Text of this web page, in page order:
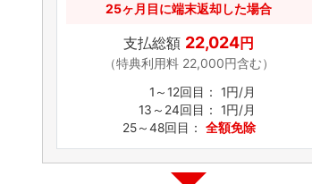
25ヶ月目に端末返却した場合
支払総額 22,024円
（特典利用料 22,000円含む）
1～12回目： 1円/月
13～24回目： 1円/月
25～48回目： 全額免除